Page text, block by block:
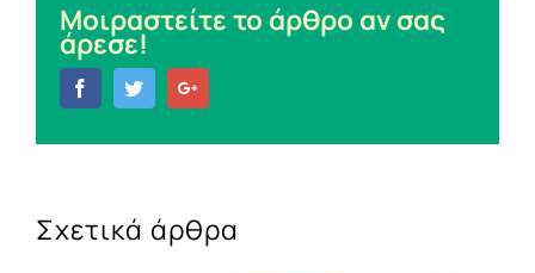
Μοιραστείτε το άρθρο αν σας
άρεσε!
FacebookTwitter
Σχετικά άρθρα